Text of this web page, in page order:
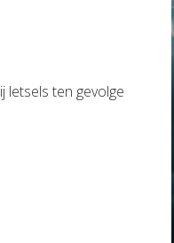
letsels ten gevolge